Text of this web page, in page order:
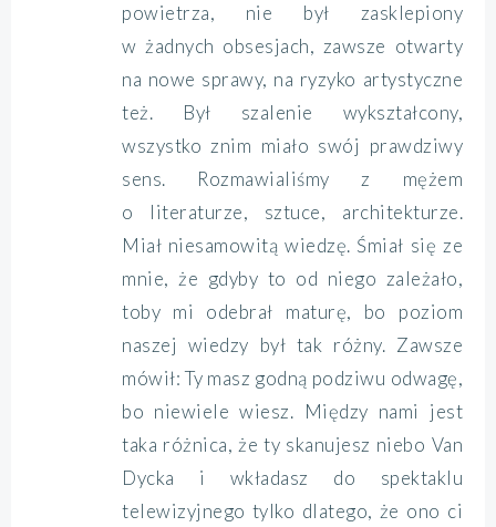
powietrza, nie był zasklepiony
w żadnych obsesjach, zawsze otwarty
na nowe sprawy, na ryzyko artystyczne
też. Był szalenie wykształcony,
wszystko znim miało swój prawdziwy
sens. Rozmawialiśmy z mężem
o literaturze, sztuce, architekturze.
Miał niesamowitą wiedzę. Śmiał się ze
mnie, że gdyby to od niego zależało,
toby mi odebrał maturę, bo poziom
naszej wiedzy był tak różny. Zawsze
mówił: Ty masz godną podziwu odwagę,
bo niewiele wiesz. Między nami jest
taka różnica, że ty skanujesz niebo Van
Dycka i wkładasz do spektaklu
telewizyjnego tylko dlatego, że ono ci